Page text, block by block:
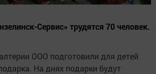
Сервис» трудятся 70 человек.
ООО подготовили для детей
На днях подарки будут